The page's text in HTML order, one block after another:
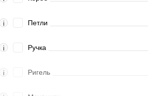
i Петли
i Ручка
i Ригель